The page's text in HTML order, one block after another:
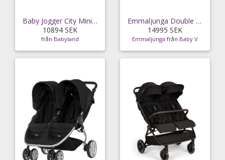
Baby Jogger City Mini GT 2 Double Syskonvagn
10894 SEK
från Babyland
Emmaljunga Double Sento sittvagn 2026 Ergo+
14995 SEK
Emmaljunga från Baby V